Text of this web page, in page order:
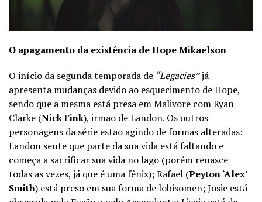
O apagamento da existência de Hope Mikaelson
O início da segunda temporada de “Legacies”já
apresenta mudanças devido ao esquecimento de Hope,
sendo que a mesma está presa em Malivore com Ryan
Clarke (Nick Fink), irmão de Landon. Os outros
personagens da série estão agindo de formas alteradas:
Landon sente que parte da sua vida está faltando e
começa a sacrificar sua vida no lago (porém renasce
todas as vezes, já que é uma fênix); Rafael (Peyton ‘Alex’
Smith) está preso em sua forma de lobisomen; Josie está